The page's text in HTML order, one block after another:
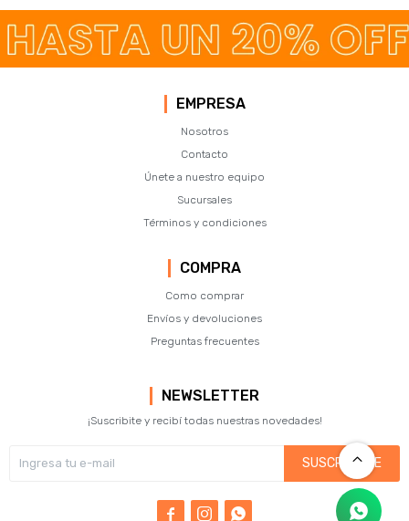
EMPRESA
Nosotros
Contacto
Únete a nuestro equipo
Sucursales
Términos y condiciones
COMPRA
Como comprar
Envíos y devoluciones
Preguntas frecuentes
NEWSLETTER
¡Suscribite y recibí todas nuestras novedades!
SUSCRIBIRME
  